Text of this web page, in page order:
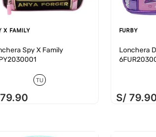
X FAMILY
Spy X Family
TU
79.90
FURBY
Lonchera
S/ 79.